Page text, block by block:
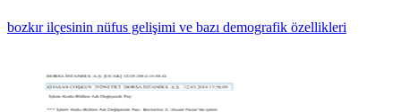
bozkır ilçesinin nüfus gelişimi ve bazı demografik özellikleri